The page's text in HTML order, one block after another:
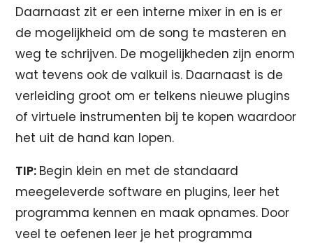
Daarnaast zit er een interne mixer in en is er
de mogelijkheid om de song te masteren en
weg te schrijven. De mogelijkheden zijn enorm
wat tevens ook de valkuil is. Daarnaast is de
verleiding groot om er telkens nieuwe plugins
of virtuele instrumenten bij te kopen waardoor
het uit de hand kan lopen.
TIP: Begin klein en met de standaard
meegeleverde software en plugins, leer het
programma kennen en maak opnames. Door
veel te oefenen leer je het programma